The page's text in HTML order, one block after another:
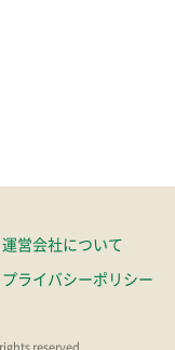
運営会社について
プライバシーポリシー